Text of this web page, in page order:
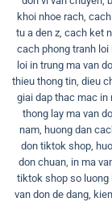
khoi nhoe rach,
tu a den z, cach ket
cach phong tranh loi
loi in trung ma van
thieu thong tin, dieu
giai dap thac mac in
thong lay ma van
nam, huong dan
don tiktok shop,
don chuan, in ma
tiktok shop so luong
van don de dang,